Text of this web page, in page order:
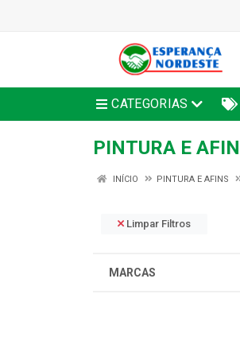
CATEGORIAS
PINTURA E
INÍCIO PINTURA E AFINS
Limpar Filtros
MARCAS